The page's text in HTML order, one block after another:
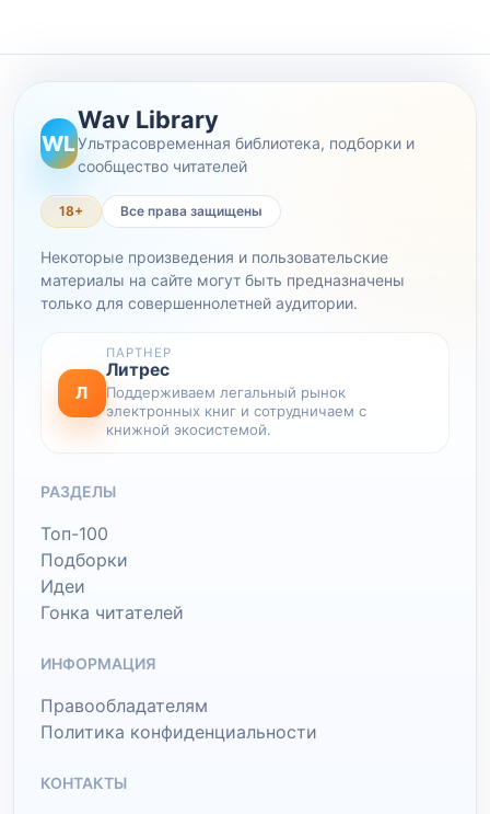
WL
Wav Library
Ультрасовременная библиотека, подборки и
сообщество читателей
18+ Все права защищены
Некоторые произведения и пользовательские
материалы на сайте могут быть предназначены
только для совершеннолетней аудитории.
Л
ПАРТНЕР
Литрес
Поддерживаем легальный рынок
электронных книг и сотрудничаем с
книжной экосистемой.
РАЗДЕЛЫ
Топ-100
Подборки
Идеи
Гонка читателей
ИНФОРМАЦИЯ
Правообладателям
Политика конфиденциальности
КОНТАКТЫ